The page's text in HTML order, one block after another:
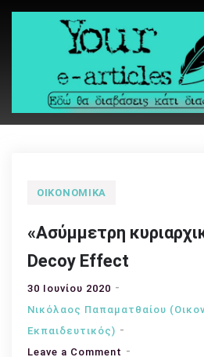
Skip
Your e-articles
Εδώ θα διαβάσεις κάτι
ΟΙΚΟΝΟΜΙΚΆ
«Ασύμμετρη
Decoy Effect
30 Ιουνίου 2020
Νικόλαος Παπαματθαίου
Εκπαιδευτικός)
Leave a Comment on